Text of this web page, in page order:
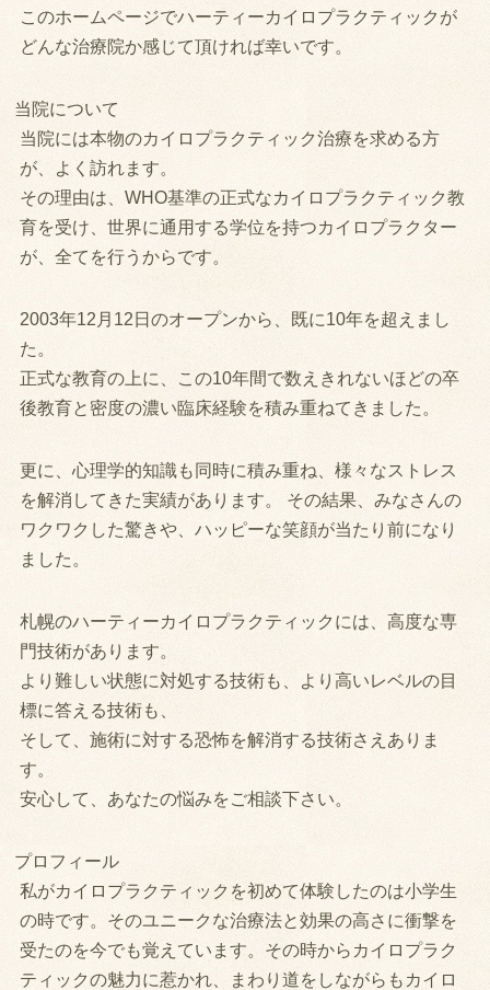
このホームページでハーティーカイロプラクティックが
どんな治療院か感じて頂ければ幸いです。
当院について
当院には本物のカイロプラクティック治療を求める方
が、よく訪れます。
その理由は、WHO基準の正式なカイロプラクティック教
育を受け、世界に通用する学位を持つカイロプラクター
が、全てを行うからです。
2003年12月12日のオープンから、既に10年を超えまし
た。
正式な教育の上に、この10年間で数えきれないほどの卒
後教育と密度の濃い臨床経験を積み重ねてきました。
更に、心理学的知識も同時に積み重ね、様々なストレス
を解消してきた実績があります。 その結果、みなさんの
ワクワクした驚きや、ハッピーな笑顔が当たり前になり
ました。
札幌のハーティーカイロプラクティックには、高度な専
門技術があります。
より難しい状態に対処する技術も、より高いレベルの目
標に答える技術も、
そして、施術に対する恐怖を解消する技術さえありま
す。
安心して、あなたの悩みをご相談下さい。
プロフィール
私がカイロプラクティックを初めて体験したのは小学生
の時です。そのユニークな治療法と効果の高さに衝撃を
受たのを今でも覚えています。その時からカイロプラク
ティックの魅力に惹かれ、まわり道をしながらもカイロ